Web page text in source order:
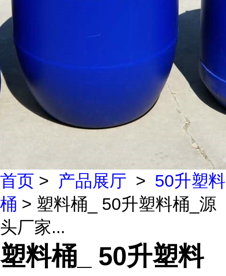
首页 > 产品展厅 > 50升塑料
桶 > 塑料桶_ 50升塑料桶_源
头厂家...
塑料桶_ 50升塑料